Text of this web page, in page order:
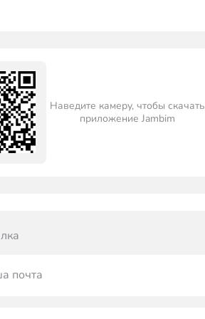
Наведите камеру, чтобы скачать
приложение Jambim
почта